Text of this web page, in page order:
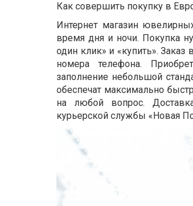
Как совершить покупку в
Интернет магазин
время дня и ночи. Покупка
один клик» и «купить». Заказ
номера телефона.
заполнение небольшой
обеспечат максимально
на любой вопрос.
курьерской службы «Новая